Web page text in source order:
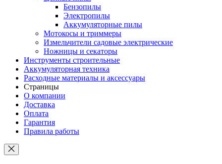
Бензопилы
Электропилы
Аккумуляторные пилы
Мотокосы и триммеры
Измельчители садовые электрические
Ножницы и секаторы
Инструменты строительные
Аккумуляторная техника
Расходные материалы и аксессуары
Страницы
О компании
Доставка
Оплата
Гарантия
Правила работы